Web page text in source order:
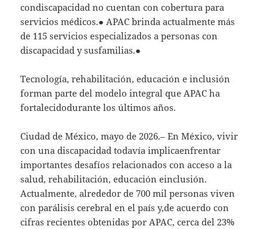
condiscapacidad no cuentan con cobertura para
servicios médicos.● APAC brinda actualmente más
de 115 servicios especializados a personas con
discapacidad y susfamilias.●
Tecnología, rehabilitación, educación e inclusión
forman parte del modelo integral que APAC ha
fortalecidodurante los últimos años.
Ciudad de México, mayo de 2026.– En México, vivir
con una discapacidad todavía implicaenfrentar
importantes desafíos relacionados con acceso a la
salud, rehabilitación, educación einclusión.
Actualmente, alrededor de 700 mil personas viven
con parálisis cerebral en el país y,de acuerdo con
cifras recientes obtenidas por APAC, cerca del 23%